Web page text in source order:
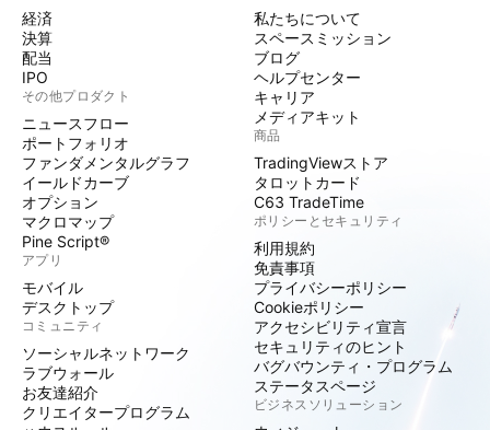
経済
決算
配当
IPO
その他プロダクト
ニュースフロー
ポートフォリオ
ファンダメンタルグラフ
イールドカーブ
オプション
マクロマップ
Pine Script®
アプリ
モバイル
デスクトップ
コミュニティ
ソーシャルネットワーク
ラブウォール
お友達紹介
クリエイタープログラム
私たちについて
スペースミッション
ブログ
ヘルプセンター
キャリア
メディアキット
商品
TradingViewストア
タロットカード
C63 TradeTime
ポリシーとセキュリティ
利用規約
免責事項
プライバシーポリシー
Cookieポリシー
アクセシビリティ宣言
セキュリティのヒント
バグバウンティ・プログラム
ステータスページ
ビジネスソリューション